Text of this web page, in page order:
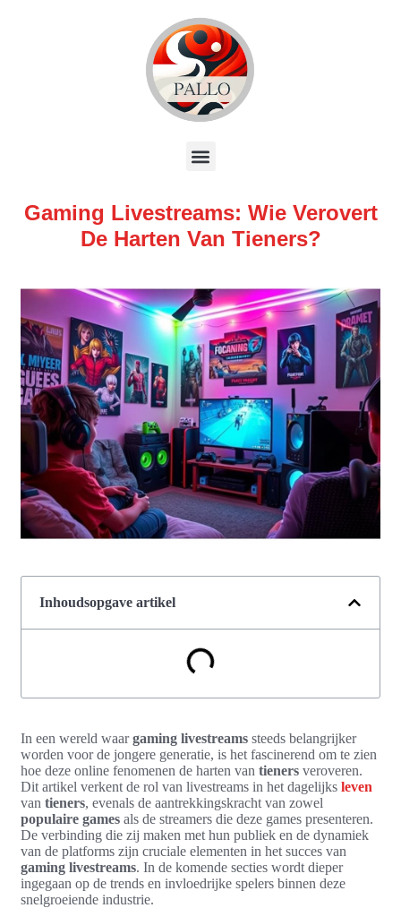
Gaming Livestreams: Wie Verovert
De Harten Van Tieners?
Inhoudsopgave artikel
In een wereld waargaming livestreams steeds belangrijker
worden voor de jongere generatie, is het fascinerend om te zien
hoe deze online fenomenen de harten van tieners veroveren.
Dit artikel verkent de rol van livestreams in het dagelijks leven
van tieners, evenals de aantrekkingskracht van zowel
populaire games als de streamers die deze games presenteren.
De verbinding die zij maken met hun publiek en de dynamiek
van de platforms zijn cruciale elementen in het succes van
gaming livestreams. In de komende secties wordt dieper
ingegaan op de trends en invloedrijke spelers binnen deze
snelgroeiende industrie.